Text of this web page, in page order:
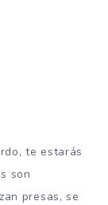
te estarás
son
presas, se